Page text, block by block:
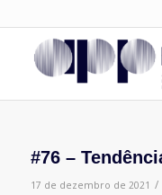
#76 –
17 de dezembro de 2021 /